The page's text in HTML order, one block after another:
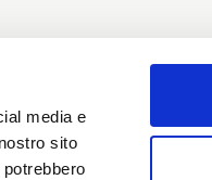
media e
sito
informationand I give my
personal data for the
newsletter.